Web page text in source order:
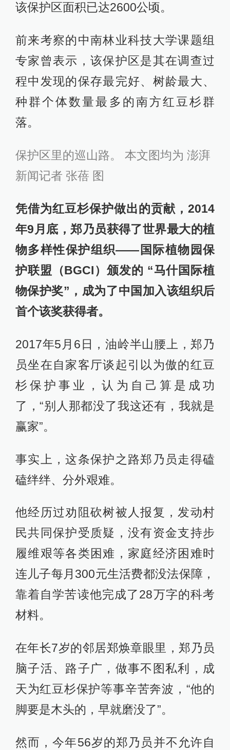
该保护区面积已达2600公顷。
前来考察的中南林业科技大学课题组
专家曾表示，该保护区是其在调查过
程中发现的保存最完好、树龄最大、
种群个体数量最多的南方红豆杉群
落。
保护区里的巡山路。 本文图均为 澎湃
新闻记者 张蓓 图
凭借为红豆杉保护做出的贡献，2014
年9月底，郑乃员获得了世界最大的植
物多样性保护组织——国际植物园保
护联盟（BGCI）颁发的 “马什国际植
物保护奖”，成为了中国加入该组织后
首个该奖获得者。
2017年5月6日，油岭半山腰上，郑乃
员坐在自家客厅谈起引以为傲的红豆
杉保护事业，认为自己算是成功
了，“别人那都没了我这还有，我就是
赢家”。
事实上，这条保护之路郑乃员走得磕
磕绊绊、分外艰难。
他经历过劝阻砍树被人报复，发动村
民共同保护受质疑，没有资金支持步
履维艰等各类困难，家庭经济困难时
连儿子每月300元生活费都没法保障，
靠着自学苦读他完成了28万字的科考
材料。
在年长7岁的邻居郑焕章眼里，郑乃员
脑子活、路子广，做事不图私利，成
天为红豆杉保护等事辛苦奔波，“他的
脚要是木头的，早就磨没了”。
然而，今年56岁的郑乃员并不允许自